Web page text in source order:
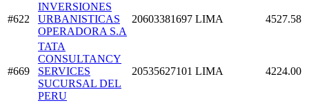
#622
INVERSIONES
URBANISTICAS
OPERADORA S.A
20603381697 LIMA 4527.58
#669
TATA
CONSULTANCY
SERVICES
SUCURSAL DEL
PERU
20535627101 LIMA 4224.00